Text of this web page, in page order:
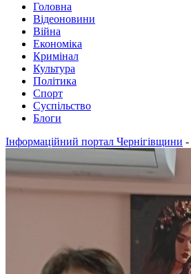
Головна
Відеоновини
Війна
Економіка
Кримінал
Культура
Політика
Спорт
Суспільство
Блоги
Інформаційний портал Чернігівщини -